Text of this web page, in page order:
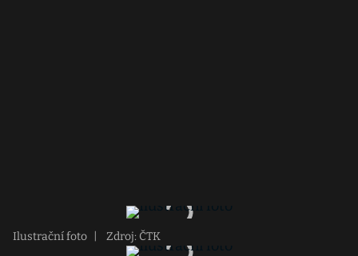
Ilustrační foto Zdroj: ČTK